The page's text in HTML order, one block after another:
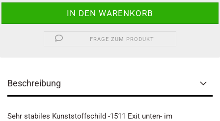
FRAGE ZUM PRODUKT
Beschreibung
Sehr stabiles Kunststoffschild -1511 Exit unten- im